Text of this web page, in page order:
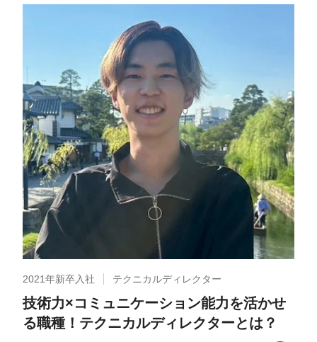
2021年新卒入社 テクニカルディレクター
技術力×コミュニケーション能力を活かせ
る職種！テクニカルディレクターとは？